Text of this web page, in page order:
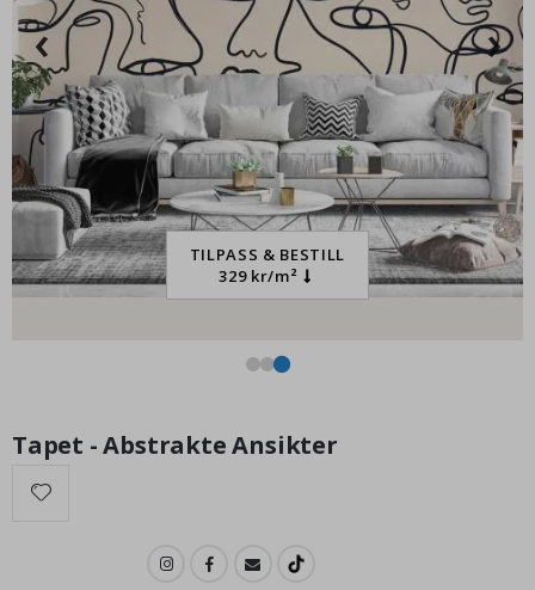
Plakat - 2026 Kalender
95,00 Kr
TILPASS & BESTILL
329 kr/m²
‹ ›
Tapet - Abstrakte Ansikter